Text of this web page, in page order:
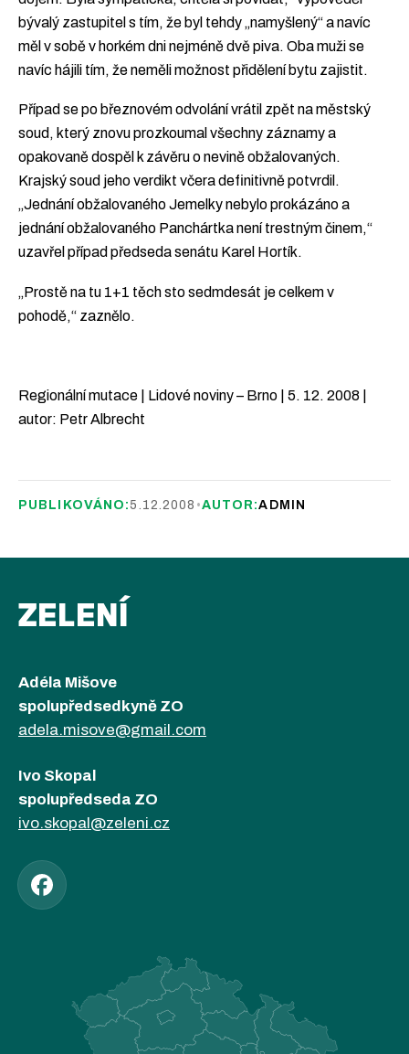
bývalý zastupitel s tím, že byl tehdy „namyšlený“ a navíc
měl v sobě v horkém dni nejméně dvě piva. Oba muži se
navíc hájili tím, že neměli možnost přidělení bytu zajistit.
Případ se po březnovém odvolání vrátil zpět na městský
soud, který znovu prozkoumal všechny záznamy a
opakovaně dospěl k závěru o nevině obžalovaných.
Krajský soud jeho verdikt včera definitivně potvrdil.
„Jednání obžalovaného Jemelky nebylo prokázáno a
jednání obžalovaného Panchártka není trestným činem,“
uzavřel případ předseda senátu Karel Hortík.
„Prostě na tu 1+1 těch sto sedmdesát je celkem v
pohodě,“ zaznělo.
Regionální mutace | Lidové noviny – Brno | 5. 12. 2008 |
autor: Petr Albrecht
PUBLIKOVÁNO: 5.12.2008 •AUTOR:ADMIN
ZELENÍ
Adéla Mišove
spolupředsedkyně ZO
adela.misove@gmail.com
Ivo Skopal
spolupředseda ZO
ivo.skopal@zeleni.cz